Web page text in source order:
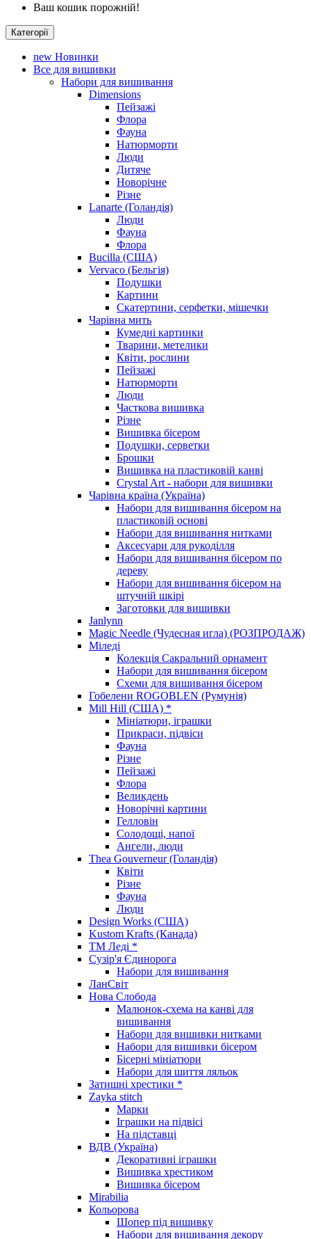
Ваш кошик порожній!
Категорії
new Новинки
Все для вишивки
Набори для вишивання
Dimensions
Пейзажі
Флора
Фауна
Натюрморти
Люди
Дитяче
Новорічне
Різне
Lanarte (Голандія)
Люди
Фауна
Флора
Bucilla (США)
Vervaco (Бельгія)
Подушки
Картини
Скатертини, серфетки, мішечки
Чарiвна мить
Кумедні картинки
Тварини, метелики
Квіти, рослини
Пейзажі
Натюрморти
Люди
Часткова вишивка
Різне
Вишивка бісером
Подушки, серветки
Брошки
Вишивка на пластиковій канві
Crystal Art - набори для вишивки
Чарівна країна (Україна)
Набори для вишивання бісером на
пластиковій основі
Набори для вишивання нитками
Аксесуари для рукоділля
Набори для вишивання бісером по
дереву
Набори для вишивання бісером на
штучній шкірі
Заготовки для вишивки
Janlynn
Magic Needle (Чудесная игла) (РОЗПРОДАЖ)
Міледі
Колекція Сакральний орнамент
Набори для вишивання бісером
Схеми для вишивання бісером
Гобелени ROGOBLEN (Румунія)
Mill Hill (США) *
Мініатюри, іграшки
Прикраси, підвіси
Фауна
Різне
Пейзажі
Флора
Великдень
Новорічні картини
Гелловін
Солодощі, напої
Ангели, люди
Thea Gouverneur (Голандія)
Квіти
Різне
Фауна
Люди
Design Works (США)
Kustom Krafts (Канада)
ТМ Леді *
Сузір'я Єдинорога
Набори для вишивання
ЛанСвіт
Нова Слобода
Малюнок-схема на канві для
вишивання
Набори для вишивки нитками
Набори для вишивки бісером
Бісерні мініатюри
Набори для шиття ляльок
Затишні хрестики *
Zayka stitch
Марки
Іграшки на підвісі
На підставці
ВДВ (Україна)
Декоративні іграшки
Вишивка хрестиком
Вишивка бісером
Mirabilia
Кольорова
Шопер під вишивку
Набори для вишивання декору